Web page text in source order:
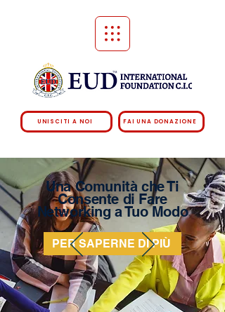
FAI UNA DONAZIONE
UNISCITI A NOI
Una Comunità che Ti
Consente di Fare
Networking a Tuo Modo
PER SAPERNE DI PIÙ